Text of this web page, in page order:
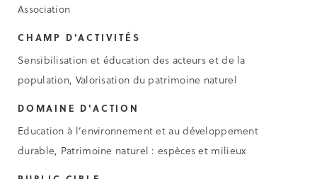
Association
CHAMP D'ACTIVITÉS
Sensibilisation et éducation des acteurs et de la
population, Valorisation du patrimoine naturel
DOMAINE D'ACTION
Education à l’environnement et au développement
durable, Patrimoine naturel : espèces et milieux